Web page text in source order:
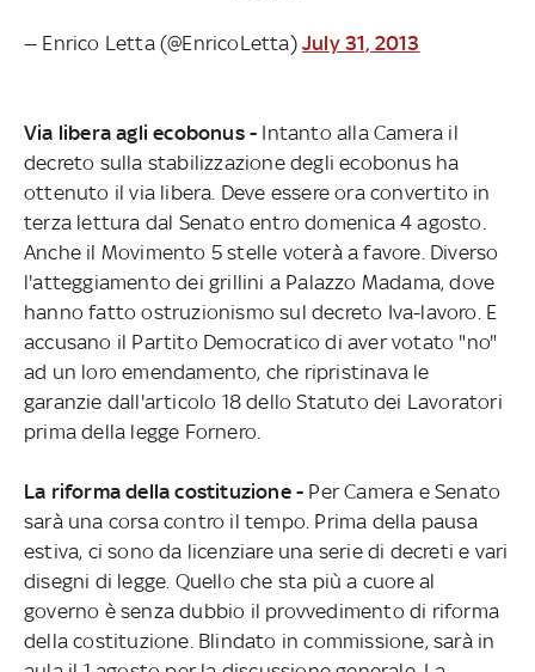
— Enrico Letta (@EnricoLetta) July 31, 2013
Via libera agli ecobonus - Intanto alla Camera il
decreto sulla stabilizzazione degli ecobonus ha
ottenuto il via libera. Deve essere ora convertito in
terza lettura dal Senato entro domenica 4 agosto.
Anche il Movimento 5 stelle voterà a favore. Diverso
l'atteggiamento dei grillini a Palazzo Madama, dove
hanno fatto ostruzionismo sul decreto Iva-lavoro. E
accusano il Partito Democratico di aver votato "no"
ad un loro emendamento, che ripristinava le
garanzie dall'articolo 18 dello Statuto dei Lavoratori
prima della legge Fornero.
La riforma della costituzione - Per Camera e Senato
sarà una corsa contro il tempo. Prima della pausa
estiva, ci sono da licenziare una serie di decreti e vari
disegni di legge. Quello che sta più a cuore al
governo è senza dubbio il provvedimento di riforma
della costituzione. Blindato in commissione, sarà in